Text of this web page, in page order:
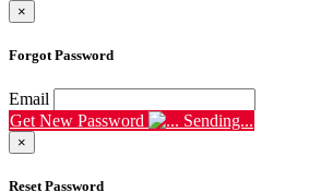
×
Forgot Password
Email
Get New Password
Sending...
×
Reset Password